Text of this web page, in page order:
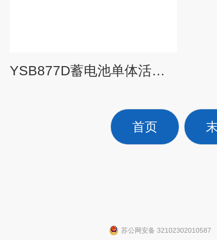
YSB877D蓄电池单体活化仪
首页
苏公网安备 32102302010587